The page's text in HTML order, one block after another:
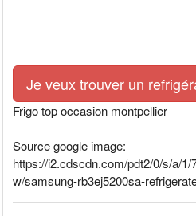
Je veux trouver un
Frigo top occasion montpellier
Source google image:
https://i2.cdscdn.com/pdt2/0/s/a/
w/samsung-rb3ej5200sa-